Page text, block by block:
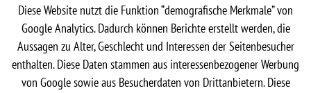
Diese Website nutzt die Funktion “demografische Merkmale” von
Google Analytics. Dadurch können Berichte erstellt werden, die
Aussagen zu Alter, Geschlecht und Interessen der Seitenbesucher
enthalten. Diese Daten stammen aus interessenbezogener Werbung
von Google sowie aus Besucherdaten von Drittanbietern. Diese